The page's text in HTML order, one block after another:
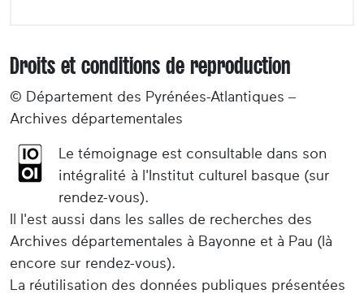
Droits et conditions de reproduction
© Département des Pyrénées-Atlantiques –
Archives départementales
Le témoignage est consultable dans son
intégralité à l'Institut culturel basque (sur
rendez-vous).
Il l'est aussi dans les salles de recherches des
Archives départementales à Bayonne et à Pau (là
encore sur rendez-vous).
La réutilisation des données publiques présentées